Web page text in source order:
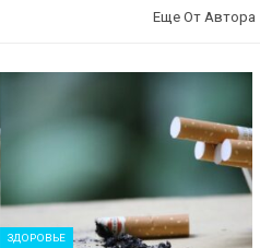
Еще От Автора
ЗДОРОВЬЕ